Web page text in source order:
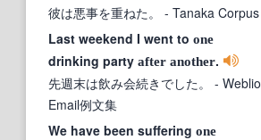
彼は悪事を重ねた。
- Tanaka Corpus
Last weekend I went to one
drinking party after another.
先週末は飲み会続きでした。
- Weblio
Email例文集
We have been suffering one